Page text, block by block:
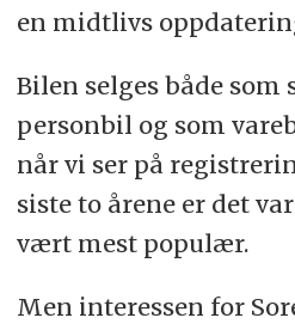
en midtlivs
Bilen selges både som
personbil og som
når vi ser på
siste to årene er det
vært mest populær.
Men interessen for